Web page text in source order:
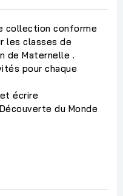
collection conforme
les classes de
de Maternelle .
pour chaque
écrire
du Monde